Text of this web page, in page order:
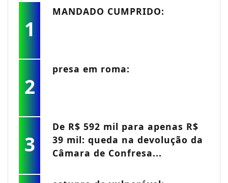
1
MANDADO CUMPRIDO:
2
presa em roma:
3
De R$ 592 mil para apenas R$
39 mil: queda na devolução da
Câmara de Confresa...